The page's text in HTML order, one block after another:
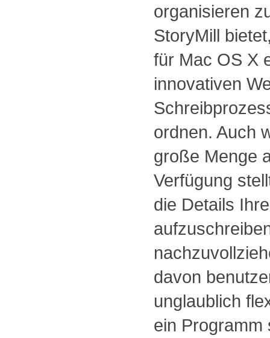
organisieren
StoryMill
für Mac OS X
innovativen
ordnen. Auch
große Menge
Verfügung
die Details
davon
unglaublich
ein Programm